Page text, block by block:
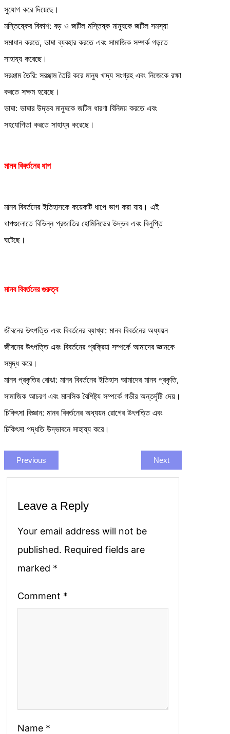
সুযোগ করে দিয়েছে।
মস্তিষ্কের বিকাশ: বড় ও জটিল মস্তিষ্ক মানুষকে জটিল সমস্যা
সমাধান করতে, ভাষা ব্যবহার করতে এবং সামাজিক সম্পর্ক গড়তে
সাহায্য করেছে।
সরঞ্জাম তৈরি: সরঞ্জাম তৈরি করে মানুষ খাদ্য সংগ্রহ এবং নিজেকে রক্ষা
করতে সক্ষম হয়েছে।
ভাষা: ভাষার উদ্ভব মানুষকে জটিল ধারণা বিনিময় করতে এবং
সহযোগিতা করতে সাহায্য করেছে।
মানব বিবর্তনের ধাপ
মানব বিবর্তনের ইতিহাসকে কয়েকটি ধাপে ভাগ করা যায়। এই
ধাপগুলোতে বিভিন্ন প্রজাতির হোমিনিডের উদ্ভব এবং বিলুপ্তি
ঘটেছে।
মানব বিবর্তনের গুরুত্ব
জীবনের উৎপত্তি এবং বিবর্তনের ব্যাখ্যা: মানব বিবর্তনের অধ্যয়ন
জীবনের উৎপত্তি এবং বিবর্তনের প্রক্রিয়া সম্পর্কে আমাদের জ্ঞানকে
সমৃদ্ধ করে।
মানব প্রকৃতির বোঝা: মানব বিবর্তনের ইতিহাস আমাদের মানব প্রকৃতি,
সামাজিক আচরণ এবং মানসিক বৈশিষ্ট্য সম্পর্কে গভীর অন্তর্দৃষ্টি দেয়।
চিকিৎসা বিজ্ঞান: মানব বিবর্তনের অধ্যয়ন রোগের উৎপত্তি এবং
চিকিৎসা পদ্ধতি উদ্ভাবনে সাহায্য করে।
Previous Next
Leave a Reply
Your email address will not be
published. Required fields are
marked *
Comment *
Name *